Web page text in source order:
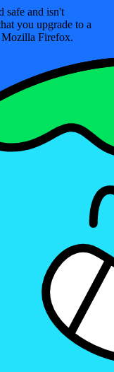
safe and isn't
you upgrade to a
Mozilla Firefox.